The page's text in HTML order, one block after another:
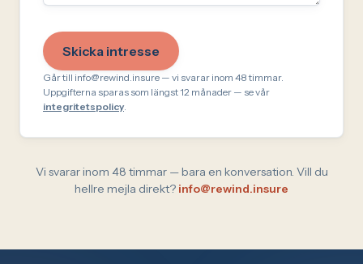
Skicka intresse
Går till info@rewind.insure — vi svarar inom 48 timmar.
Uppgifterna sparas som längst 12 månader — se vår
integritetspolicy.
Vi svarar inom 48 timmar — bara en konversation. Vill du
hellre mejla direkt? info@rewind.insure